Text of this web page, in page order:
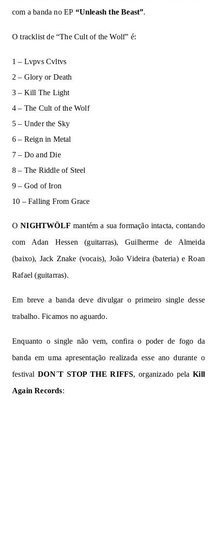
com a banda no EP “Unleash the Beast”.
O tracklist de “The Cult of the Wolf” é:
1 – Lvpvs Cvltvs
2 – Glory or Death
3 – Kill The Light
4 – The Cult of the Wolf
5 – Under the Sky
6 – Reign in Metal
7 – Do and Die
8 – The Riddle of Steel
9 – God of Iron
10 – Falling From Grace
ONIGHTWÖLF mantém a sua formação intacta, contando
com Adan Hessen (guitarras), Guilherme de Almeida
(baixo), Jack Znake (vocais), João Videira (bateria) e Roan
Rafael (guitarras).
Em breve a banda deve divulgar o primeiro single desse
trabalho. Ficamos no aguardo.
Enquanto o single não vem, confira o poder de fogo da
banda em uma apresentação realizada esse ano durante o
festivalDON´T STOP THE RIFFS, organizado pelaKill
Again Records: